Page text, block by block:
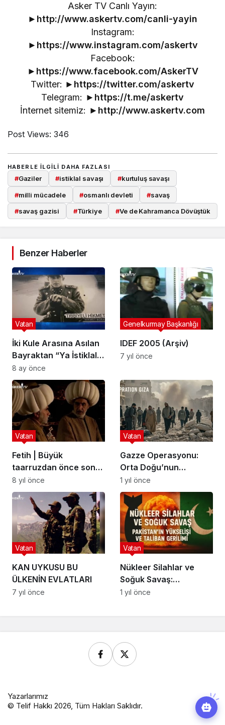
Asker TV Canlı Yayın:
► http://www.askertv.com/canli-yayin
Instagram:
► https://www.instagram.com/askertv
Facebook:
► https://www.facebook.com/AskerTV
Twitter: ► https://twitter.com/askertv
Telegram: ► https://t.me/askertv
İnternet sitemiz: ► http://www.askertv.com
Post Views: 346
HABERLE ILGILI DAHA FAZLASI
#Gaziler #istiklal savaşı #kurtuluş savaşı
#milli mücadele #osmanlı devleti #savaş
#savaş gazisi #Türkiye #Ve de Kahramanca Dövüştük
Benzer Haberler
İki Kule Arasına Asılan
Bayraktan “Ya İstiklal
Ya Ölüm” Parolasına:
Tıbbiyeli Hikmet ve Milli
Mücadele Ruhu
Vatan
8 ay önce
IDEF 2005 (Arşiv)
Genelkurmay Başkanlığı
7 yıl önce
Fetih | Büyük
taarruzdan önce son
müzakereler
Vatan
8 yıl önce
Gazze Operasyonu:
Orta Doğu’nun
Bitmeyen Trajedisi
Vatan
1 yıl önce
KAN UYKUSU BU
ÜLKENİN EVLATLARI
Vatan
7 yıl önce
Nükleer Silahlar ve
Soğuk Savaş:
Pakistan’ın Yükselişi ve
Vatan
1 yıl önce
Yazarlarımız
© Telif Hakkı 2026, Tüm Hakları Saklıdır.